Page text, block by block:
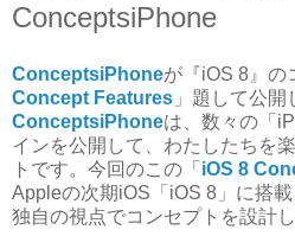
ConceptsiPhone
ConceptsiPhoneが『iOS 8』の
Concept Features 」題して公開
ConceptsiPhoneは、数々の「
インを公開して、わたしたちを
トです。今回のこの「 iOS 8
Appleの次期iOS「iOS 8」に搭
独自の視点でコンセプトを設計し